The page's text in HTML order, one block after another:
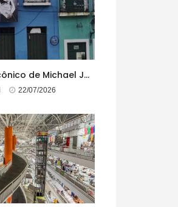
Cenário de clipe icônico de Michael Jackson, casarão azul no centro do Pelourinho enfrenta ordem de desocupação
22/07/2026